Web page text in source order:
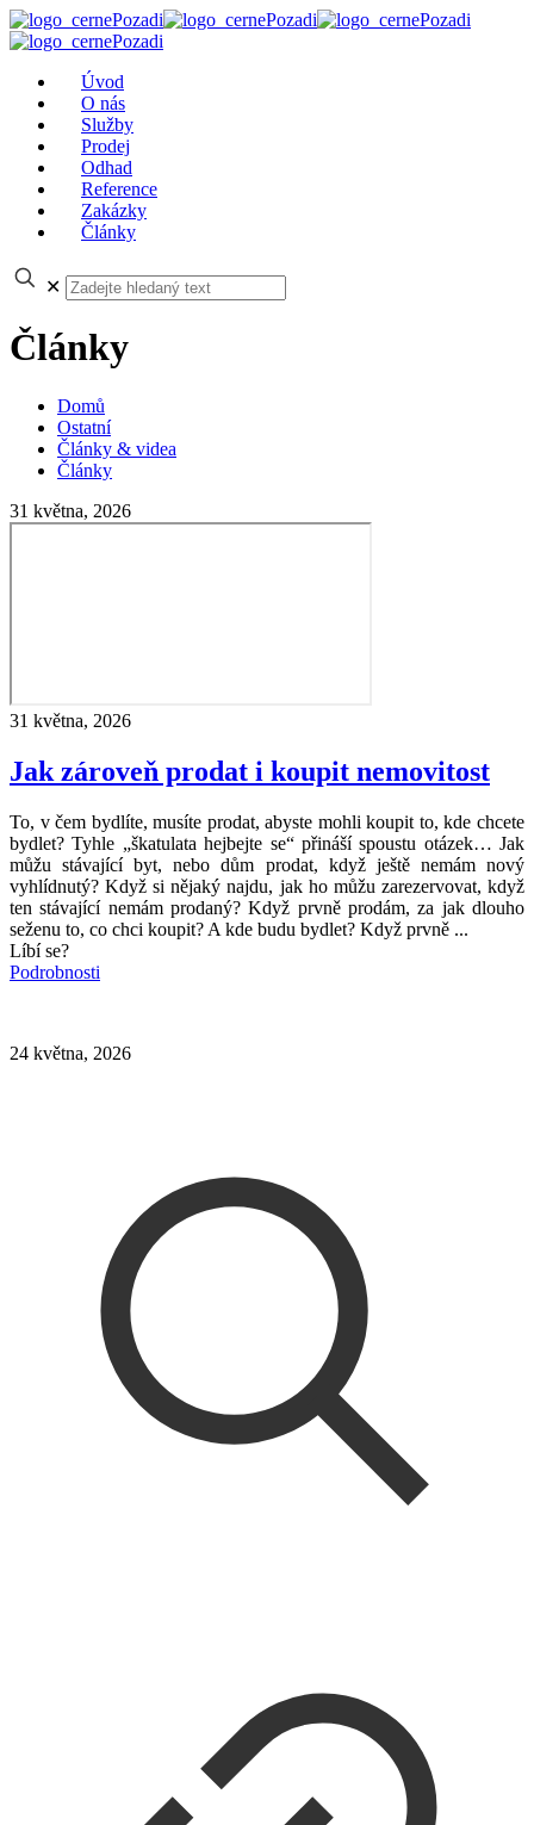
Úvod
O nás
Služby
Prodej
Odhad
Reference
Zakázky
Články
✕
Články
Domů
Ostatní
Články & videa
Články
31 května, 2026
31 května, 2026
Jak zároveň prodat i koupit nemovitost
To, v čem bydlíte, musíte prodat, abyste mohli koupit to, kde chcete
bydlet? Tyhle „škatulata hejbejte se“ přináší spoustu otázek… Jak
můžu stávající byt, nebo dům prodat, když ještě nemám nový
vyhlídnutý? Když si nějaký najdu, jak ho můžu zarezervovat, když
ten stávající nemám prodaný? Když prvně prodám, za jak dlouho
seženu to, co chci koupit? A kde budu bydlet? Když prvně ...
Líbí se?
Podrobnosti
24 května, 2026